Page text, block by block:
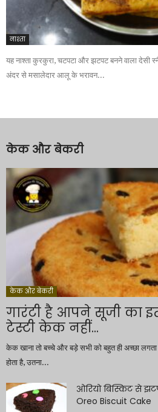
नाश्ता
यह नाश्ता कुरकुरा, चटपटा और झटपट बनने वाला देसी
अंदर से मसालेदार आलू के भरावन...
केक और बेकरी
केक और बेकरी
गारंटी है आपने सूजी का
टेस्टी केक नहीं...
केक खाना तो बच्चे और बड़े सभी को बहुत ही अच्छा
होता है, उतना...
ओरियो बिस्किट से
Oreo Biscuit Cake